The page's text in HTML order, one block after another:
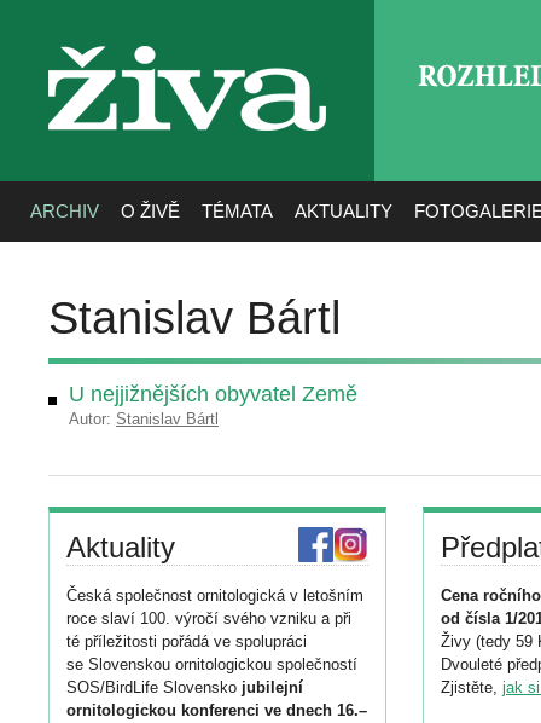
živa
ARCHIV O ŽIVĚ TÉMATA AKTUALITY
Stanislav Bártl
U nejjižnějších obyvatel Země
Autor: Stanislav Bártl
Aktuality
Česká společnost ornitologická v letošním
roce slaví 100. výročí svého vzniku a při
té příležitosti pořádá ve spolupráci
se Slovenskou ornitologickou společností
SOS/BirdLife Slovensko jubilejní
ornitologickou konferenci ve dnech 16.–
Cena
od čísla 1/
Živy (tedy 59
Dvouleté
Zjistěte, jak